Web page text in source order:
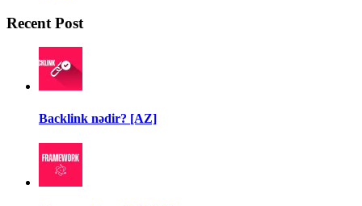
Recent Post
Backlink nədir? [AZ]